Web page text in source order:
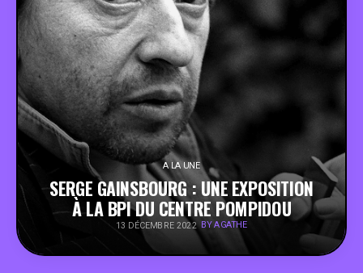
VINTAGE
PEOPLE
FOOD
BONS PLANS
SOUTENEZ KULTT
A LA UNE
SERGE GAINSBOURG : UNE EXPOSITION
À LA BPI DU CENTRE POMPIDOU
13 DÉCEMBRE 2022 BY AGATHE